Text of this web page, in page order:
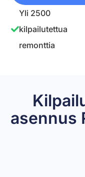
Yli 2500
kilpailutettua
remonttia
asennus